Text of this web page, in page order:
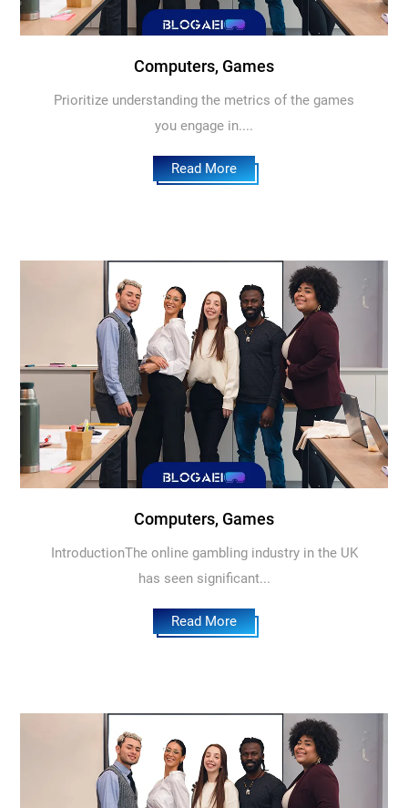
Computers, Games
Prioritize understanding the metrics of the games
you engage in....
Read More
Computers, Games
IntroductionThe online gambling industry in the UK
has seen significant...
Read More